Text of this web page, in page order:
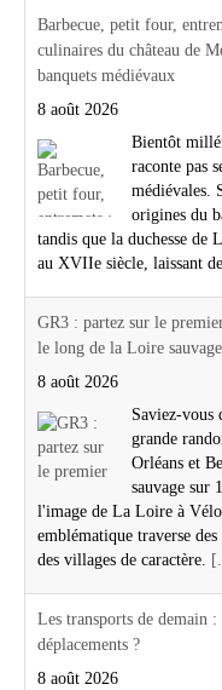
Barbecue, petit four,
culinaires du château de
banquets médiévaux
8 août 2026
Bientôt
raconte pas
médiévales.
origines du
tandis que la duchesse
au XVIIe siècle, laissant
GR3 : partez sur le
le long de la Loire sauvage
8 août 2026
Saviez-vous
grande
Orléans et
sauvage sur
l'image de La Loire à
emblématique traverse des
des villages de caractère.
Les transports de demain
déplacements ?
8 août 2026